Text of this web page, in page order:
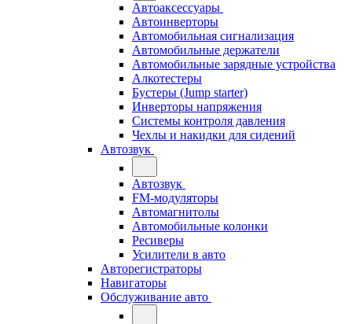
Автоаксессуары
Автоинверторы
Автомобильная сигнализация
Автомобильные держатели
Автомобильные зарядные устройства
Алкотестеры
Бустеры (Jump starter)
Инверторы напряжения
Системы контроля давления
Чехлы и накидки для сидений
Автозвук
Автозвук
FM-модуляторы
Автомагнитолы
Автомобильные колонки
Ресиверы
Усилители в авто
Авторегистраторы
Навигаторы
Обслуживание авто